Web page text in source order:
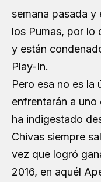
semana pasada
los Pumas, por lo
y están
Play-In.
Pero esa no es la
enfrentarán a
ha indigestado
Chivas siempre
vez que logró
2016, en aquél